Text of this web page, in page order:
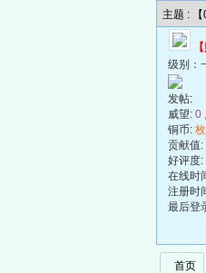
主题 :
级别：
发帖:
威望: 0
铜币: 枚
贡献值:
好评度:
在线时
注册时
最后登
首页